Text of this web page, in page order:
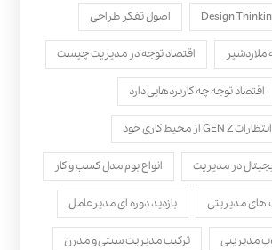
اصول تفکر طراحی
اقتصاد توجه در مدیریت چیست
اقتصاد توجه چه کاربردهایی دارد
انتظارات GEN Z از محیط کاری خود
در مدیریت انواع بوم مدل کسب‌ و کار
های مدیریتی بازدید دوره ای مدیرعامل
مدیریتی ترکیب مدیریت سنتی و مدرن